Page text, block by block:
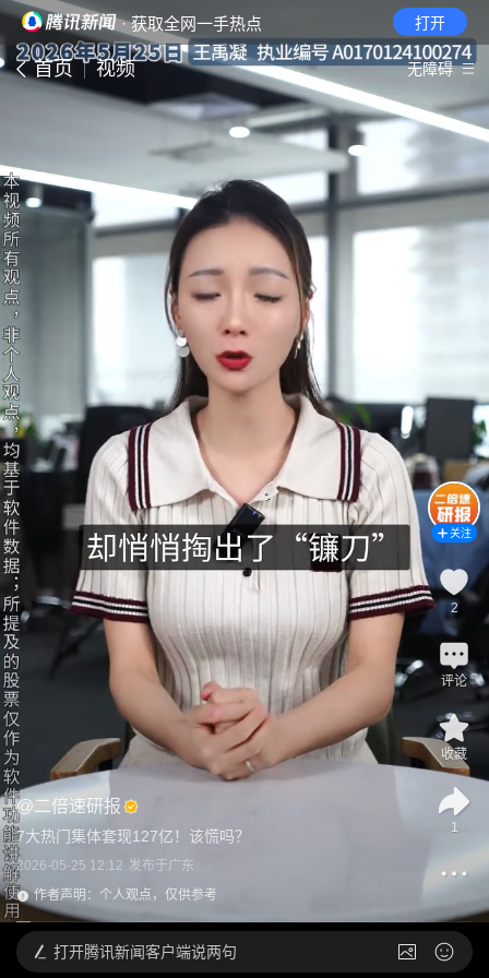
· 获取全网一手热点 打开
首页 视频 无障碍
@二倍速研报
7大热门集体套现127亿！该慌吗？
2026-05-25 12:12 发布于广东
作者声明：个人观点，仅供参考
关注
2
评论
收藏
1
打开腾讯新闻客户端说两句